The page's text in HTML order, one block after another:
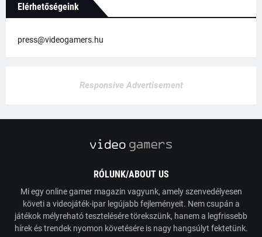
Elérhetőségeink
press@videogamers.hu
Responsive Advertisement
RÓLUNK/ABOUT US
Mi egy online gamer magazin vagyunk, amely szenvedélyesen
követi a videojáték-ipar legújabb fejleményeit. Nem csupán a
játékok mélyreható tesztelésére törekszünk, hanem a legfrissebb
hírek és trendek nyomon követésére is nagy hangsúlyt fektetünk.